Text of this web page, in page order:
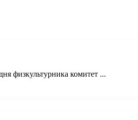
физкультурника комитет ...